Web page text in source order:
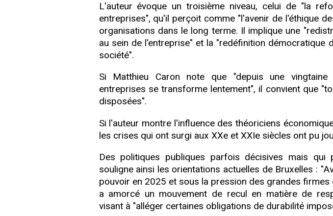
L'auteur évoque un troisième niveau, celui de "la
entreprises", qu'il perçoit comme "l'avenir de l'éthique
organisations dans le long terme. Il implique une
au sein de l'entreprise" et la "redéfinition démocratique
société".
Si Matthieu Caron note que "depuis une vingtaine
entreprises se transforme lentement", il convient que
disposées".
Si l'auteur montre l'influence des théoriciens
les crises qui ont surgi aux XXe et XXIe siècles ont pu
Des politiques publiques parfois décisives mais qui
souligne ainsi les orientations actuelles de Bruxelles :
pouvoir en 2025 et sous la pression des grandes firmes
a amorcé un mouvement de recul en matière de
visant à "alléger certaines obligations de durabilité